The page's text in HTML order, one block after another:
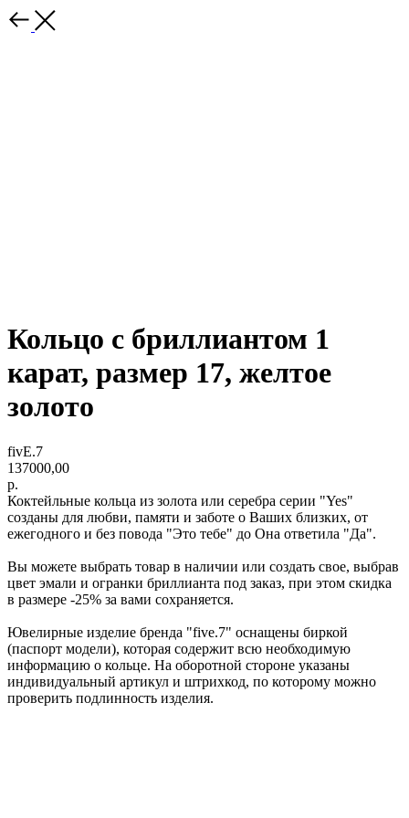
Кольцо с бриллиантом 1
карат, размер 17, желтое
золото
fivE.7
137000,00
р.
Коктейльные кольца из золота или серебра серии "Yes"
созданы для любви, памяти и заботе о Ваших близких, от
ежегодного и без повода "Это тебе" до Она ответила "Да".
Вы можете выбрать товар в наличии или создать свое, выбрав
цвет эмали и огранки бриллианта под заказ, при этом скидка
в размере -25% за вами сохраняется.
Ювелирные изделие бренда "five.7" оснащены биркой
(паспорт модели), которая содержит всю необходимую
информацию о кольце. На оборотной стороне указаны
индивидуальный артикул и штрихкод, по которому можно
проверить подлинность изделия.